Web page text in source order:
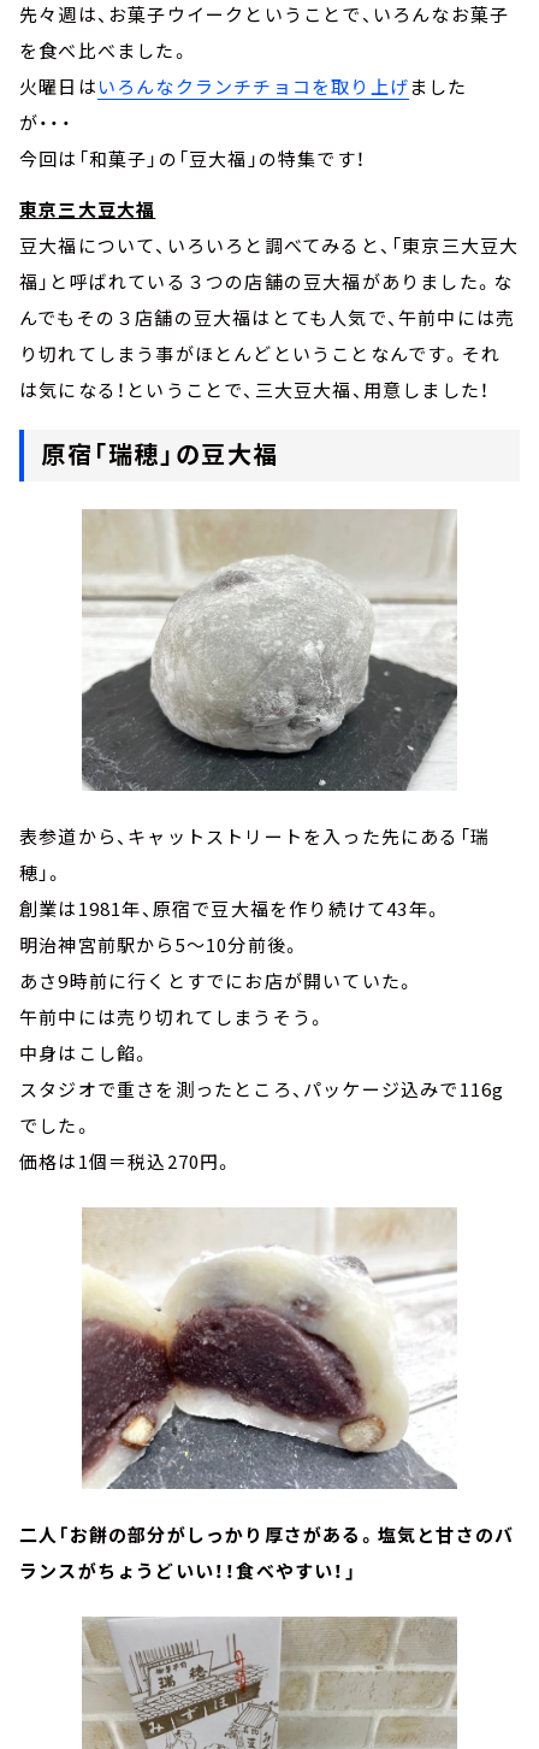
先々週は、お菓子ウイークということで、いろんなお菓子
を食べ比べました。
火曜日はいろんなクランチチョコを取り上げました
が・・・
今回は「和菓子」の「豆大福」の特集です！
東京三大豆大福
豆大福について、いろいろと調べてみると、「東京三大豆大
福」と呼ばれている３つの店舗の豆大福がありました。な
んでもその３店舗の豆大福はとても人気で、午前中には売
り切れてしまう事がほとんどということなんです。それ
は気になる！ということで、三大豆大福、用意しました！
原宿「瑞穂」の豆大福
表参道から、キャットストリートを入った先にある「瑞
穂」。
創業は1981年、原宿で豆大福を作り続けて43年。
明治神宮前駅から5～10分前後。
あさ9時前に行くとすでにお店が開いていた。
午前中には売り切れてしまうそう。
中身はこし餡。
スタジオで重さを測ったところ、パッケージ込みで116g
でした。
価格は1個＝税込270円。
二人「お餅の部分がしっかり厚さがある。塩気と甘さのバ
ランスがちょうどいい！！食べやすい！」